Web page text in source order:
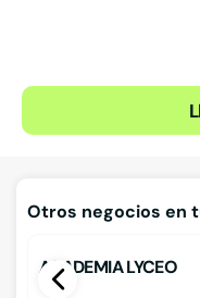
Otros negocios en
ACADEMIA LYCEO